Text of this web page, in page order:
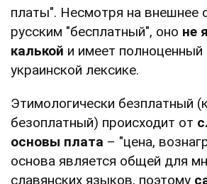
платы". Несмотря на внешнее
русским "бесплатный", оно не
калькой и имеет полноценный
украинской лексике.
Этимологически безплатный
безоплатный) происходит от
основы плата – "цена,
основа является общей для
славянских языков, поэтому